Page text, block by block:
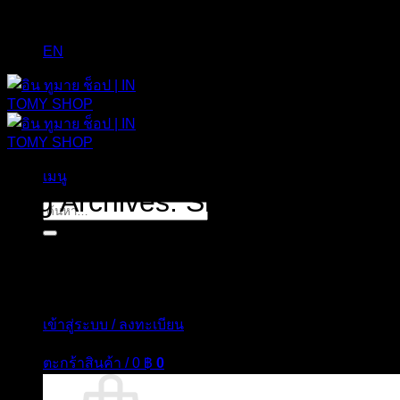
EN
เมนู
ค้นหา:
เข้าสู่ระบบ / ลงทะเบียน
ตะกร้าสินค้า /0 ฿ 0
Tag Archives:Srichand For